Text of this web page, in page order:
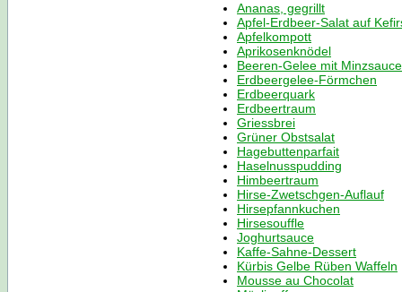
Ananas, gegrillt
Apfel-Erdbeer-Salat auf
Apfelkompott
Aprikosenknödel
Beeren-Gelee mit Minzsauce
Erdbeergelee-Förmchen
Erdbeerquark
Erdbeertraum
Griessbrei
Grüner Obstsalat
Hagebuttenparfait
Haselnusspudding
Himbeertraum
Hirse-Zwetschgen-Auflauf
Hirsepfannkuchen
Hirsesouffle
Joghurtsauce
Kaffe-Sahne-Dessert
Kürbis Gelbe Rüben Waffeln
Mousse au Chocolat